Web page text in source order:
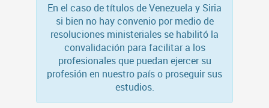
En el caso de títulos de Venezuela y Siria
si bien no hay convenio por medio de
resoluciones ministeriales se habilitó la
convalidación para facilitar a los
profesionales que puedan ejercer su
profesión en nuestro país o proseguir sus
estudios.